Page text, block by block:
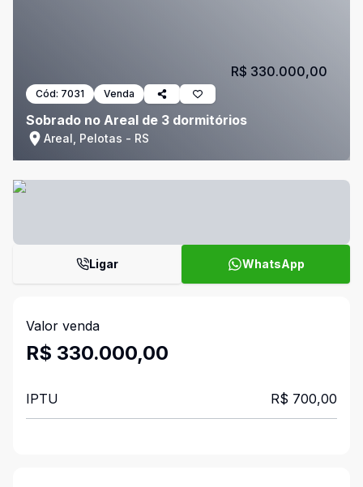
Cód: 7031 Venda
Sobrado no Areal de 3 dormitórios
Areal, Pelotas - RS
R$ 330.000,00
Ligar WhatsApp
Valor venda
R$ 330.000,00
IPTU R$ 700,00